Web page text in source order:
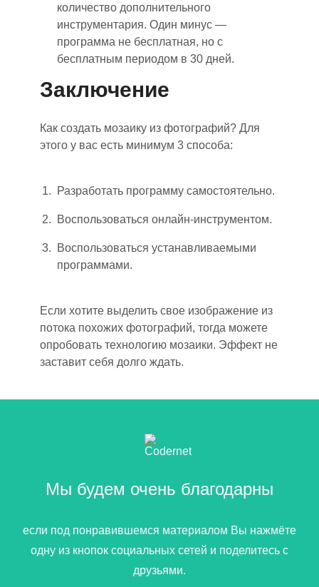
количество дополнительного
инструментария. Один минус —
программа не бесплатная, но с
бесплатным периодом в 30 дней.
Заключение
Как создать мозаику из фотографий? Для
этого у вас есть минимум 3 способа:
Разработать программу самостоятельно.
Воспользоваться онлайн-инструментом.
Воспользоваться устанавливаемыми
программами.
Если хотите выделить свое изображение из
потока похожих фотографий, тогда можете
опробовать технологию мозаики. Эффект не
заставит себя долго ждать.
Мы будем очень благодарны
если под понравившемся материалом Вы нажмёте
одну из кнопок социальных сетей и поделитесь с
друзьями.